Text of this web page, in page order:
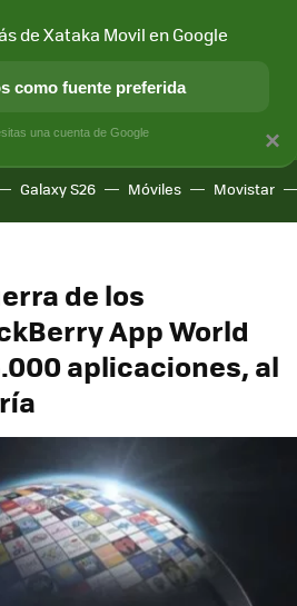
Y SOCIEDAD APLICACIONES
Galaxy S26 Móviles Movistar
de los
App World
aplicaciones, al
×
de Xataka Movil en Google
como fuente preferida
una cuenta de Google